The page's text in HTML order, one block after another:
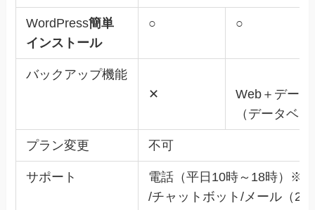
WordPress簡単
インストール
○ ○
バックアップ機能
✕
Web＋デー
（データベ
プラン変更 不可
サポート
電話（平日10時～18時）※
/チャットボット/メール（24